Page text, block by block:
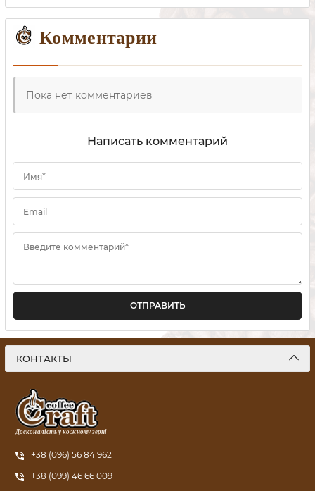
Комментарии
Пока нет комментариев
Написать комментарий
Имя*
Email
Введите комментарий*
ОТПРАВИТЬ
КОНТАКТЫ
Досконалість у кожному зерні
+38 (096) 56 84 962
+38 (099) 46 66 009